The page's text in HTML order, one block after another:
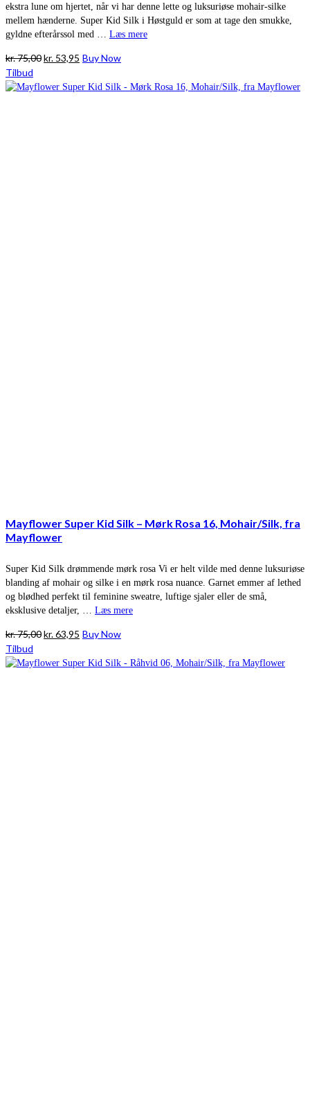
ekstra lune om hjertet, når vi har denne lette og luksuriøse mohair-silke
mellem hænderne. Super Kid Silk i Høstguld er som at tage den smukke,
gyldne efterårssol med … Læs mere
kr.75,00Den
pris
kr. 53,95 Den
pris
Buy Now
Tilbud
Mayflower Super Kid Silk – Mørk Rosa 16, Mohair/Silk, fra
Mayflower
Super Kid Silk drømmende mørk rosa Vi er helt vilde med denne luksuriøse
blanding af mohair og silke i en mørk rosa nuance. Garnet emmer af lethed
og blødhed perfekt til feminine sweatre, luftige sjaler eller de små,
eksklusive detaljer, … Læs mere
kr.75,00Den
pris
kr.63,95 Den
pris
Buy Now
Tilbud